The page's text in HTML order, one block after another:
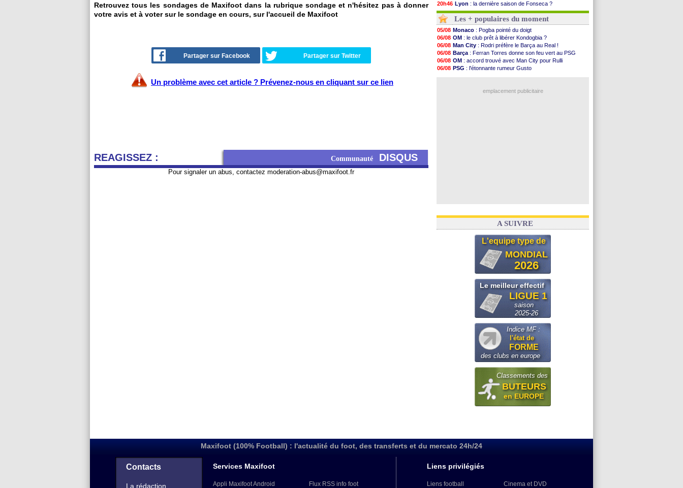
Retrouvez tous les sondages de Maxifoot dans la rubrique sondage et n'hésitez pas à donner
votre avis et à voter sur le sondage en cours, sur l'accueil de Maxifoot
Partager sur Facebook Partager sur Twitter
Un problème avec cet article ? Prévenez-nous en cliquant sur ce lien
REAGISSEZ : Communauté DISQUS
Pour signaler un abus, contactez moderation-abus@maxifoot.fr
20h46 Lyon : la dernière saison de Fonseca ?
20h30 OM: un nouveau prétendant pour Højbjerg
20h01
Brest: un gardien norvégien en approche ?
19h18 OM: McCourt a versé 120 M€ en 2026
19h09
PSG: 4 retours dans le groupe face à Man Utd ...
18h48
Nice: Kevin Carlos va partir en Italie
18h37
L1: prison avec sursis requis contre un arbitre
18h29
Leganés: c'est signé pour Luca Zidane (off.)
17h58
Atletico: Ruggeri en route pour Aston Villa
17h46
Monaco: Filipe Luis soutient Biereth
: Naples vise Gabriel Jesus
Les + populaires du moment
05/08 Monaco : Pogba pointé du doigt
06/08 OM : le club prêt à libérer Kondogbia ?
06/08 Man City : Rodri préfère le Barça au Real !
06/08 Barça : Ferran Torres donne son feu vert au PSG
06/08 OM : accord trouvé avec Man City pour Rulli
06/08 PSG : l'étonnante rumeur Gusto
emplacement publicitaire
A SUIVRE
L'equipe type de
MONDIAL
2026
Le meilleur effectif
LIGUE 1
saison
2025-26
Indice MF :
l'état de
FORME
des clubs en europe
Classements des
BUTEURS
en EUROPE
Maxifoot (100% Football) : l'actualité du foot, des transferts et du mercato 24h/24
Contacts
La rédaction
Services Maxifoot
Appli Maxifoot Android Flux RSS info foot
Liens privilégiés
Liens football Cinema et DVD